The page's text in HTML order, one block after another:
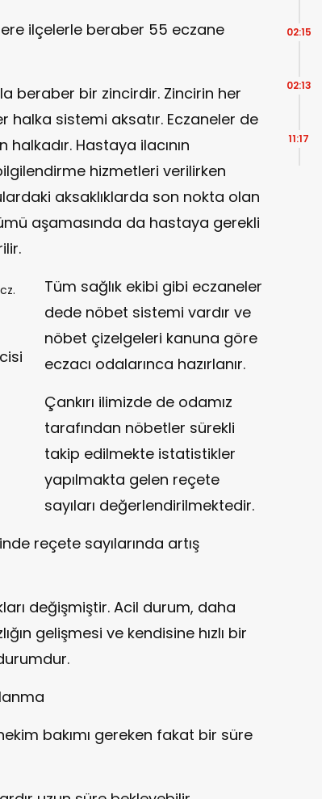
ilçelerle beraber 55 eczane
beraber bir zincirdir. Zincirin her
halka sistemi aksatır. Eczaneler de
halkadır. Hastaya ilacının
hizmetleri verilirken
aksaklıklarda son nokta olan
aşamasında da hastaya gerekli
Tüm sağlık ekibi gibi eczaneler
dede nöbet sistemi vardır ve
nöbet çizelgeleri kanuna göre
eczacı odalarınca hazırlanır.
Çankırı ilimizde de odamız
tarafından nöbetler sürekli
takip edilmekte istatistikler
yapılmakta gelen reçete
sayıları değerlendirilmektedir.
reçete sayılarında artış
değişmiştir. Acil durum, daha
gelişmesi ve kendisine hızlı bir
bakımı gereken fakat bir süre
02:15
02:13
11:17